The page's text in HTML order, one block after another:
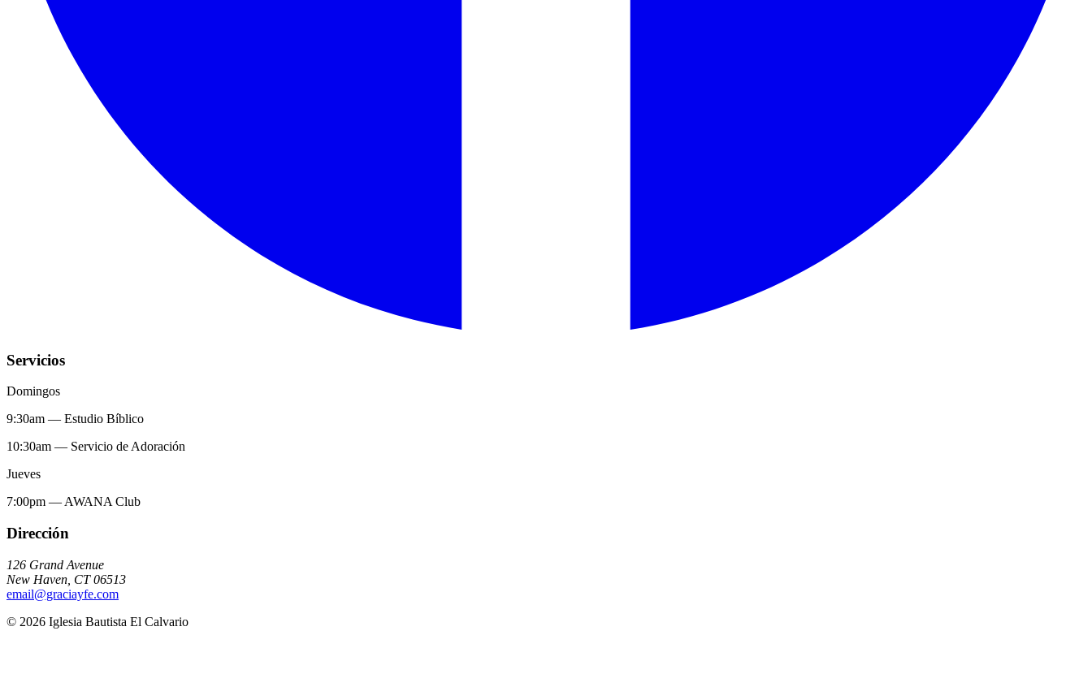
Servicios
Domingos
9:30am — Estudio Bíblico
10:30am — Servicio de Adoración
Jueves
7:00pm — AWANA Club
Dirección
126 Grand Avenue
New Haven CT 06513
email@graciayfe.com
© 2026 Iglesia Bautista El Calvario